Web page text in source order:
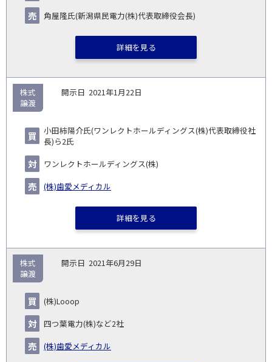
角屋隆氏(新潟県民電力(株)代表取締役会長)
詳細を見る
2021年1月22日
小田柿陽介氏(ワンレクトホールディングス(株)代表取締役社
長)ら2氏
ワンレクトホールディングス(株)
(株)歯愛メディカル
株式
譲渡
詳細を見る
2021年6月29日
(株)Looop
四つ葉電力(株)など2社
(株)歯愛メディカル
株式
譲渡